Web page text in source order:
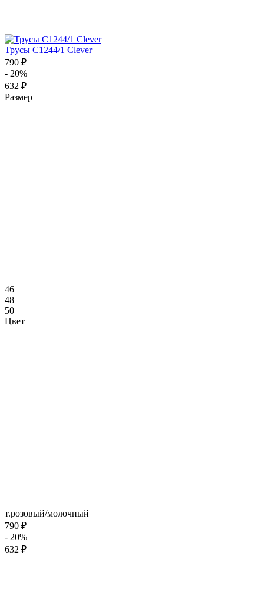
Трусы C1244/1 Clever
790 ₽
- 20%
632 ₽
Размер
46
48
50
Цвет
т.розовый/молочный
790 ₽
- 20%
632 ₽